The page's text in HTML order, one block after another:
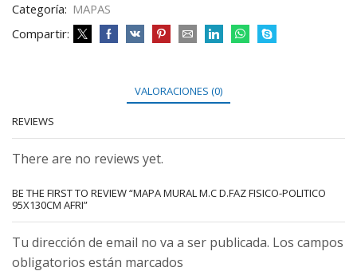
Categoría: MAPAS
Compartir:
VALORACIONES (0)
REVIEWS
There are no reviews yet.
BE THE FIRST TO REVIEW “MAPA MURAL M.C D.FAZ FISICO-POLITICO
95X130CM AFRI”
Tu dirección de email no va a ser publicada. Los campos
obligatorios están marcados